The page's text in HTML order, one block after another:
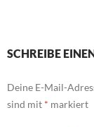
SCHREIBE
Deine E-Mail-
sind mit * markiert